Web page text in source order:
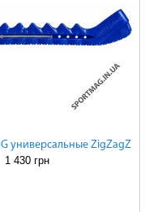
универсальные ZigZagZ
1 430 грн